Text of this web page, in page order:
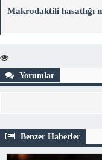
Makrodaktili hasatlığı
Yorumlar
Benzer Haberler